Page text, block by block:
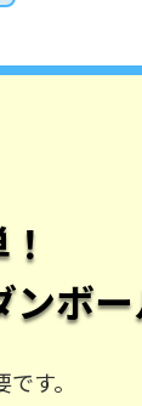
ンボ
す。